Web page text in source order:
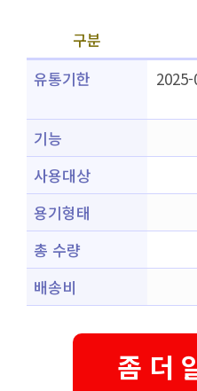
구분
유통기한
기능
사용대상
용기형태
총 수량
배송비
좀 더